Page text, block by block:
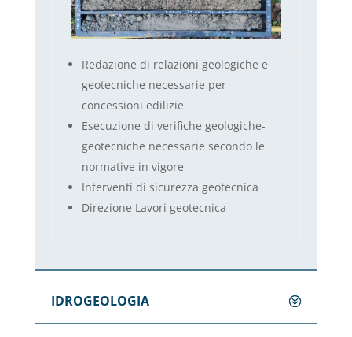
Redazione di relazioni geologiche e
geotecniche necessarie per
concessioni edilizie
Esecuzione di verifiche geologiche-
geotecniche necessarie secondo le
normative in vigore
Interventi di sicurezza geotecnica
Direzione Lavori geotecnica
IDROGEOLOGIA